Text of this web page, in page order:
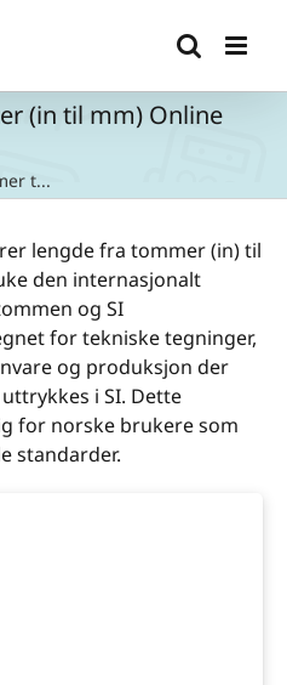
(in til mm) Online
t...
lengde fra tommer (in) til
den internasjonalt
og SI
for tekniske tegninger,
og produksjon der
i SI. Dette
for norske brukere som
standarder.